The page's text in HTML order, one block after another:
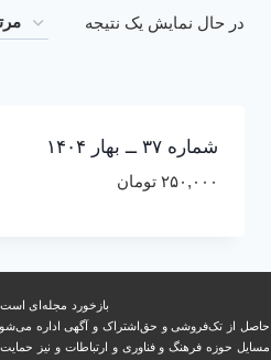
در حال نمایش یک نتیجه
شماره ۳۷ ــ بهار ۱۴۰۴
۲۵۰,۰۰۰ تومان
بازخورد مجله‌ای است
حاصل از تک‌فروشی و حق‌اشتراک و آگهی اداره
مسایل حوزه فرهنگ و فناوری و ارتباطات و نیز